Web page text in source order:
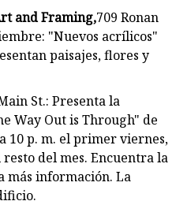
and Framing,709 Ronan
"Nuevos acrílicos"
paisajes, flores y
St.: Presenta la
Way Out is Through" de
10 p. m. el primer viernes,
del mes. Encuentra la
más información. La